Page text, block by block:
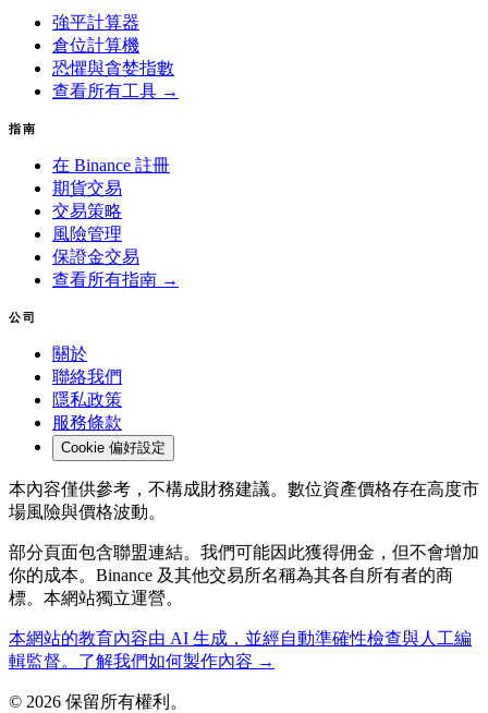
強平計算器
倉位計算機
恐懼與貪婪指數
查看所有工具 →
指南
在 Binance 註冊
期貨交易
交易策略
風險管理
保證金交易
查看所有指南 →
公司
關於
聯絡我們
隱私政策
服務條款
Cookie 偏好設定
本內容僅供參考，不構成財務建議。數位資產價格存在高度市
場風險與價格波動。
部分頁面包含聯盟連結。我們可能因此獲得佣金，但不會增加
你的成本。Binance 及其他交易所名稱為其各自所有者的商
標。本網站獨立運營。
本網站的教育內容由 AI 生成，並經自動準確性檢查與人工編
輯監督。了解我們如何製作內容 →
© 2026 保留所有權利。